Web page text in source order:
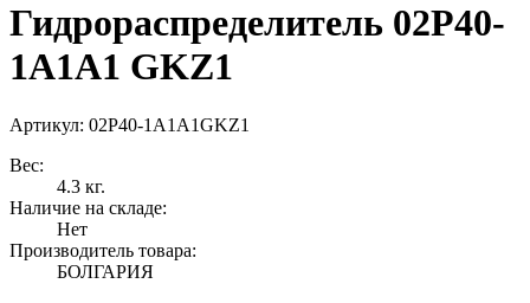
Гидрораспределитель 02P40-
1A1A1 GKZ1
Артикул: 02P40-1A1A1GKZ1
Вес:
4.3 кг.
Наличие на складе:
Нет
Производитель товара:
БОЛГАРИЯ